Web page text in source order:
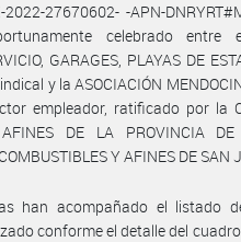
2022-27670602- -APN-
celebrado entre
GARAGES, PLAYAS DE
y la ASOCIACIÓN
empleador, ratificado por la
AFINES DE LA PROVINCIA
Y AFINES DE SAN
han acompañado el listado
conforme el detalle del